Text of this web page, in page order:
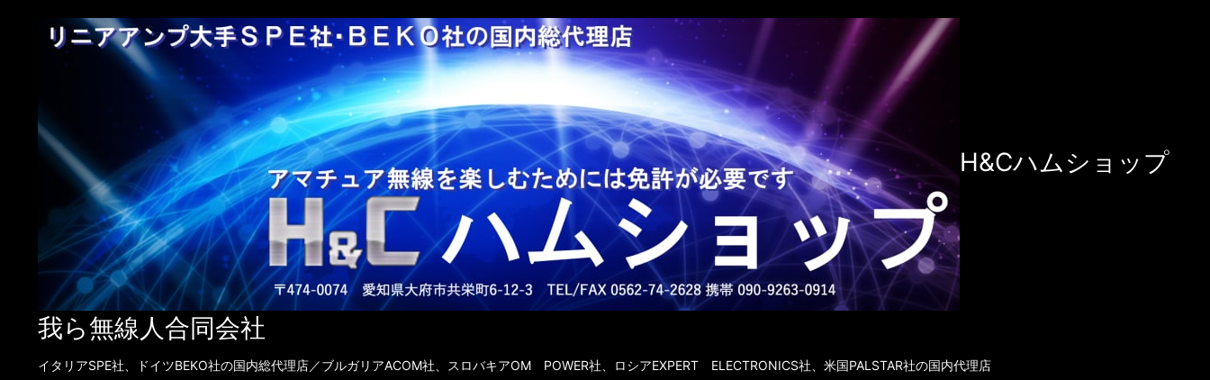
H&Cハムショップ
我ら無線人合同会社
イタリアSPE社、ドイツBEKO社の国内総代理店／ブルガリアACOM社、スロバキアOM POWER社、ロシアEXPERT ELECTRONICS社、米国PALSTAR社の国内代理店